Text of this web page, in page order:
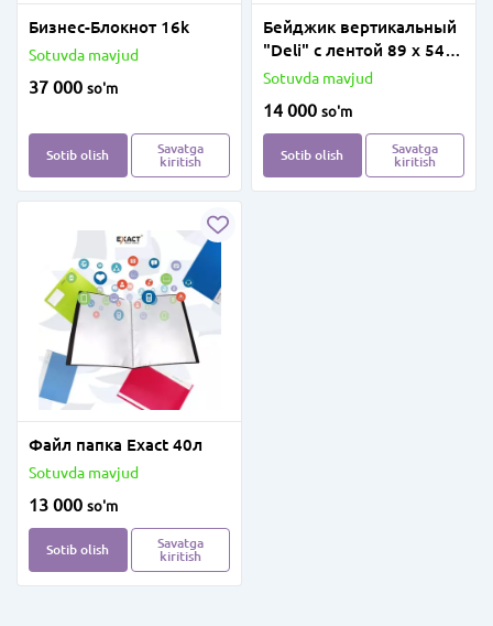
Бизнес-Блокнот 16k
Sotuvda mavjud
37 000 so'm
Sotib olish
Savatga
kiritish
Бейджик вертикальный
"Deli" с лентой 89 х 54
мм
Sotuvda mavjud
14 000 so'm
Sotib olish
Savatga
kiritish
Файл папка Exact 40л
Sotuvda mavjud
13 000 so'm
Sotib olish
Savatga
kiritish